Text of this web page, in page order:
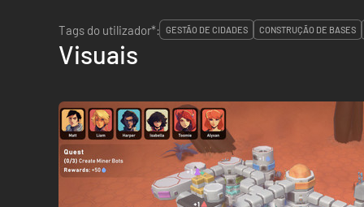
Tags do utilizador*:
GESTÃO DE CIDADES CONSTRUÇÃO DE BASES
Visuais